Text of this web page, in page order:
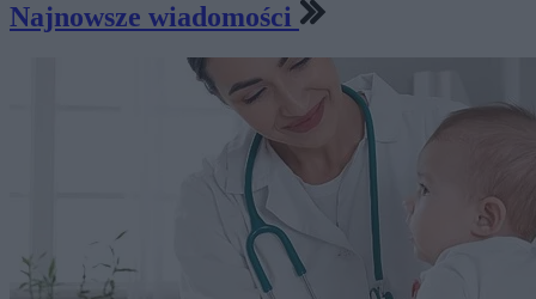
Najnowsze wiadomości